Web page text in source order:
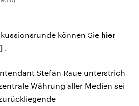
können Sie hier
.
Stefan Raue unterstrich
Währung aller Medien sei